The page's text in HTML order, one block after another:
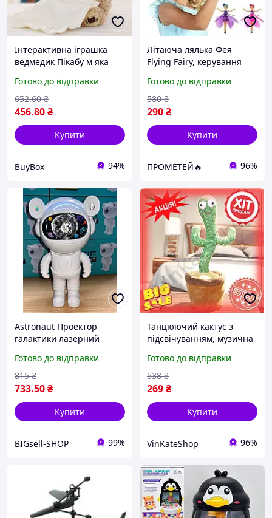
Інтерактивна іграшка
ведмедик Пікабу м яка
хованки музичний
ведмідь для дітей
розвивальна
Готово до відправки
456.80₴
652.60 ₴
Купити
BuyBox 94%
Літаюча лялька Фея
Flying Fairy, керування
зарядка, час польоту 8
хвилин, 20 см, з
пропелером
Готово до відправки
290₴
580 ₴
Купити
ПРОМЕТЕЙ🔥 96%
Astronaut Проектор
галактики лазерний
зоряне небо на стелі з
пультом Білий
Готово до відправки
733.50₴
815 ₴
Купити
BIGsell-SHOP 99%
Танцюючий кактус з
підсвічуванням, музична
співає і повторює голос,
120 пісень, хіт TikTok
Готово до відправки
269₴
538 ₴
Купити
VinKateShop 96%